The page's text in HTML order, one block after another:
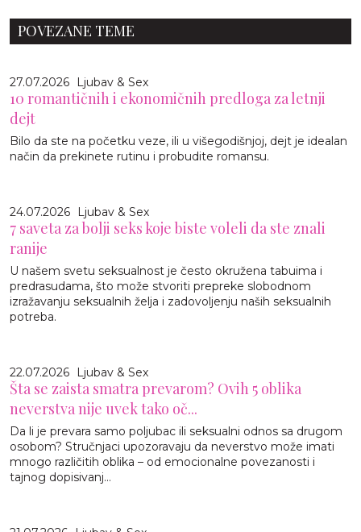
POVEZANE TEME
27.07.2026 Ljubav & Sex
10 romantičnih i ekonomičnih predloga za letnji
dejt
Bilo da ste na početku veze, ili u višegodišnjoj, dejt je idealan
način da prekinete rutinu i probudite romansu.
24.07.2026 Ljubav & Sex
7 saveta za bolji seks koje biste voleli da ste znali
ranije
U našem svetu seksualnost je često okružena tabuima i
predrasudama, što može stvoriti prepreke slobodnom
izražavanju seksualnih želja i zadovoljenju naših seksualnih
potreba.
22.07.2026 Ljubav & Sex
Šta se zaista smatra prevarom? Ovih 5 oblika
neverstva nije uvek tako oč...
Da li je prevara samo poljubac ili seksualni odnos sa drugom
osobom? Stručnjaci upozoravaju da neverstvo može imati
mnogo različitih oblika – od emocionalne povezanosti i
tajnog dopisivanj...